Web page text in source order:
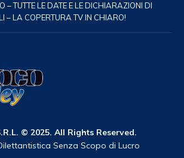
– TUTTE LE DATE E LE DICHIARAZIONI DI
– LA COPERTURA TV IN CHIARO!
© 2025. All Rights Reserved.
Senza Scopo di Lucro